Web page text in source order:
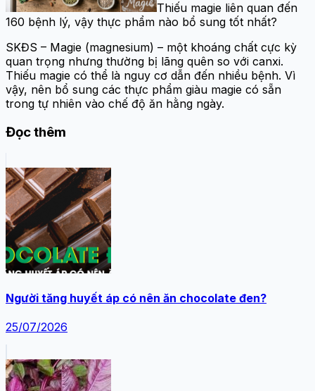
Thiếu magie liên quan đến
160 bệnh lý, vậy thực phẩm nào bổ sung tốt nhất?
SKĐS – Magie (magnesium) – một khoáng chất cực kỳ
quan trọng nhưng thường bị lãng quên so với canxi.
Thiếu magie có thể là nguy cơ dẫn đến nhiều bệnh. Vì
vậy, nên bổ sung các thực phẩm giàu magie có sẵn
trong tự nhiên vào chế độ ăn hằng ngày.
Đọc thêm
Người tăng huyết áp có nên ăn chocolate đen?
25/07/2026